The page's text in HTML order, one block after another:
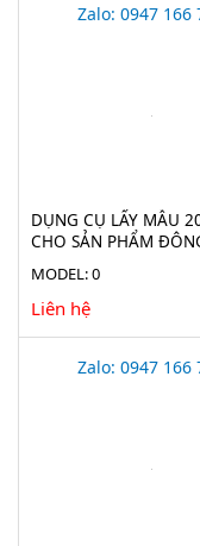
Zalo: 0947 166
DỤNG CỤ LẤY MẪU
CHO SẢN PHẨM
5323-2010
MODEL: 0
Liên hệ
Zalo: 0947 166